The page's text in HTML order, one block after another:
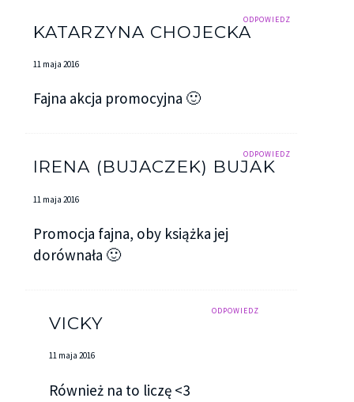
ODPOWIEDZ
KATARZYNA CHOJECKA
11 maja 2016
Fajna akcja promocyjna 🙂
ODPOWIEDZ
IRENA (BUJACZEK) BUJAK
11 maja 2016
Promocja fajna, oby książka jej
dorównała 🙂
ODPOWIEDZ
VICKY
11 maja 2016
Również na to liczę <3